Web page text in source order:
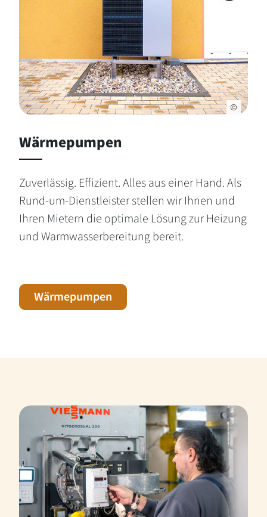
Wärmepumpen
Zuverlässig. Effizient. Alles aus einer Hand. Als
Rund-um-Dienstleister stellen wir Ihnen und
Ihren Mietern die optimale Lösung zur Heizung
und Warmwasserbereitung bereit.
Wärmepumpen